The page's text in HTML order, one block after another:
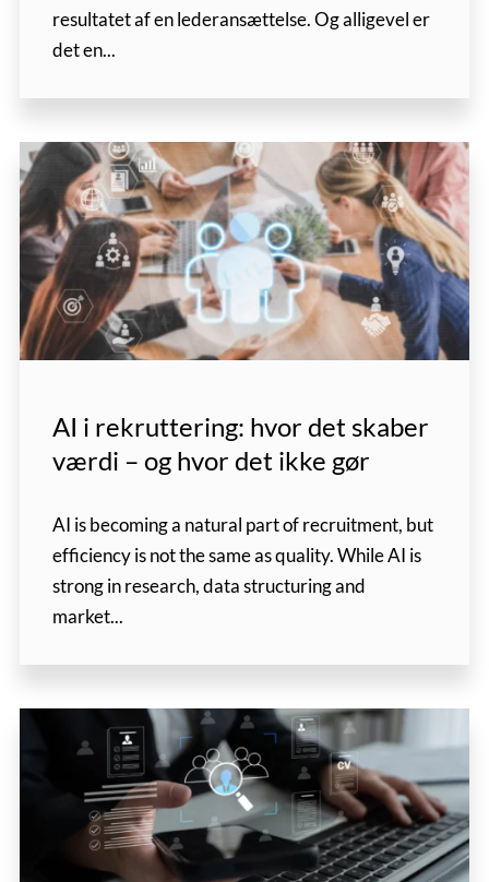
resultatet af en lederansættelse. Og alligevel er
det en...
AI i rekruttering: hvor det skaber
værdi – og hvor det ikke gør
AI is becoming a natural part of recruitment, but
efficiency is not the same as quality. While AI is
strong in research, data structuring and
market...